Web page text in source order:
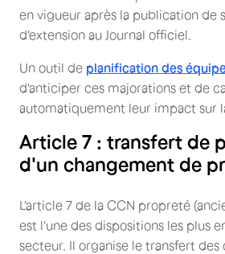
en vigueur après la publication de
d'extension au Journal officiel.
Un outil de planification des
d'anticiper ces majorations et de
automatiquement leur impact sur
Article 7 : transfert de
d'un changement de
L'article 7 de la CCN propreté
est l'une des dispositions les plus
secteur. Il organise le transfert des